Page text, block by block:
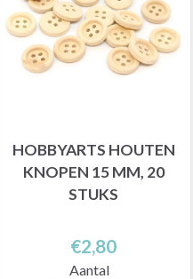
HOBBYARTS HOUTEN
KNOPEN 15 MM, 20
STUKS
€2,80
Aantal